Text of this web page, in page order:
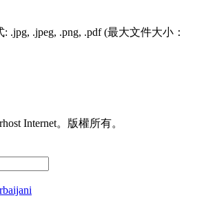
.jpg, .jpeg, .png, .pdf (最大文件大小：
Internet。版權所有。